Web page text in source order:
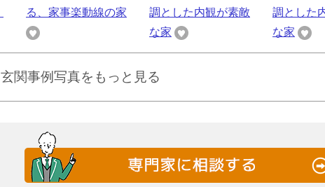
る、家事楽動線の家
調とした内観が素敵
な家
調とした
な家
玄関事例写真をもっと見る